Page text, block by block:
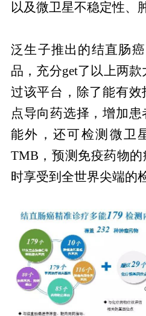
以及微卫星不稳定性、
泛生子推出的结直肠
品，充分get了以上两款
过该平台，除了能有
点导向药选择，增加
能外，还可检测微卫
TMB，预测免疫药物
时享受到全世界尖端的